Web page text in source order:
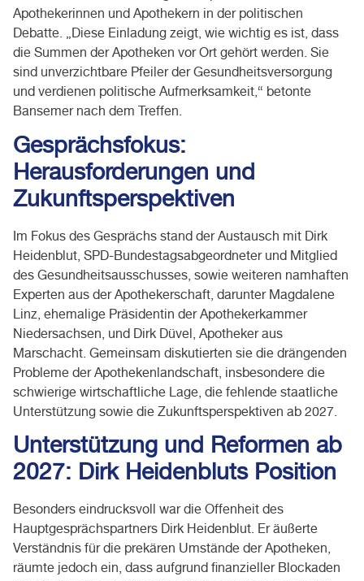
Apothekerinnen und Apothekern in der politischen
Debatte. „Diese Einladung zeigt, wie wichtig es ist, dass
die Summen der Apotheken vor Ort gehört werden. Sie
sind unverzichtbare Pfeiler der Gesundheitsversorgung
und verdienen politische Aufmerksamkeit,“ betonte
Bansemer nach dem Treffen.
Gesprächsfokus:
Herausforderungen und
Zukunftsperspektiven
Im Fokus des Gesprächs stand der Austausch mit Dirk
Heidenblut, SPD-Bundestagsabgeordneter und Mitglied
des Gesundheitsausschusses, sowie weiteren namhaften
Experten aus der Apothekerschaft, darunter Magdalene
Linz, ehemalige Präsidentin der Apothekerkammer
Niedersachsen, und Dirk Düvel, Apotheker aus
Marschacht. Gemeinsam diskutierten sie die drängenden
Probleme der Apothekenlandschaft, insbesondere die
schwierige wirtschaftliche Lage, die fehlende staatliche
Unterstützung sowie die Zukunftsperspektiven ab 2027.
Unterstützung und Reformen ab
2027: Dirk Heidenbluts Position
Besonders eindrucksvoll war die Offenheit des
Hauptgesprächspartners Dirk Heidenblut. Er äußerte
Verständnis für die prekären Umstände der Apotheken,
räumte jedoch ein, dass aufgrund finanzieller Blockaden